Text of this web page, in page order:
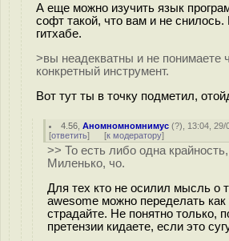
А еще можно изучить язык
софт такой, что вам и не
гитхабе.
>вы неадекватны и не понимаете
конкретный инструмент.
Вот тут ты в точку подметил,
4.56 ,Аномномномнимус (?), 13:04, 29/
[ответить] [к модератору]
>> То есть либо одна
Миленько, чо.
Для тех кто не осилил мысль о
awesome можно переделать как
страдайте. Не понятно только,
претензии кидаете, если это